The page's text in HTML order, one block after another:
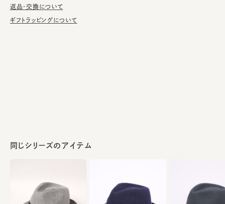
素材 ラビット100%
返品・交換について
ギフトラッピングについて
同じシリーズのアイテム